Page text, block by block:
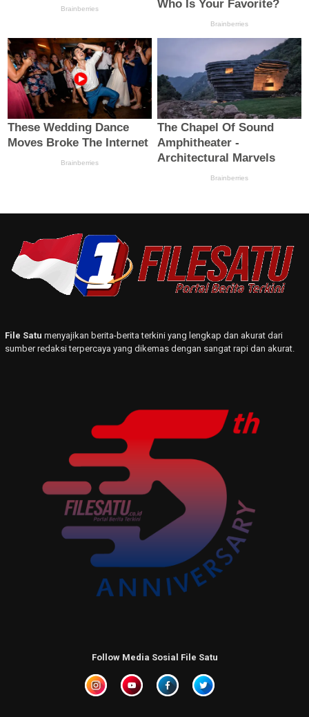
File Satu menyajikan berita-berita terkini yang lengkap dan akurat dari
sumber redaksi terpercaya yang dikemas dengan sangat rapi dan akurat.
Follow Media Sosial File Satu